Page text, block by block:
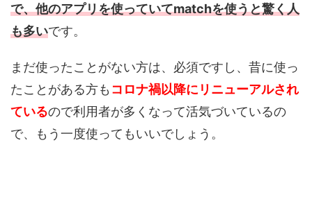
で、他のアプリを使っていてmatchを使うと驚く人
も多いです。
まだ使ったことがない方は、必須ですし、昔に使っ
たことがある方も コロナ禍以降にリニューアルされ
ているので利用者が多くなって活気づいているの
で、もう一度使ってもいいでしょう。